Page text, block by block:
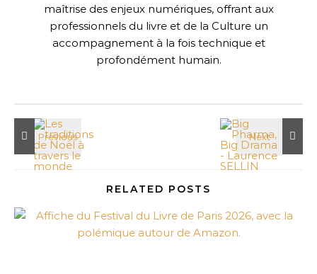
maîtrise des enjeux numériques, offrant aux
professionnels du livre et de la Culture un
accompagnement à la fois technique et
profondément humain.
RELATED POSTS